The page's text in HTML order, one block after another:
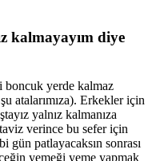
kalmayayım diye
boncuk yerde kalmaz
atalarımıza). Erkekler için
yalnız kalmanıza
verince bu sefer için
gün patlayacaksın sonrası
yemeği yeme yapmak